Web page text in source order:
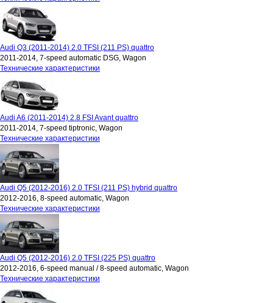
Audi Q3 (2011-2014) 2.0 TFSI (211 PS) quattro
2011-2014, 7-speed automatic DSG, Wagon
Технические характеристики
Audi A6 (2011-2014) 2.8 FSI Avant quattro
2011-2014, 7-speed tiptronic, Wagon
Технические характеристики
Audi Q5 (2012-2016) 2.0 TFSI (211 PS) hybrid quattro
2012-2016, 8-speed automatic, Wagon
Технические характеристики
Audi Q5 (2012-2016) 2.0 TFSI (225 PS) quattro
2012-2016, 6-speed manual / 8-speed automatic, Wagon
Технические характеристики